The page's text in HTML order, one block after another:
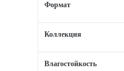
Формат
Коллекция
Влагостойкость